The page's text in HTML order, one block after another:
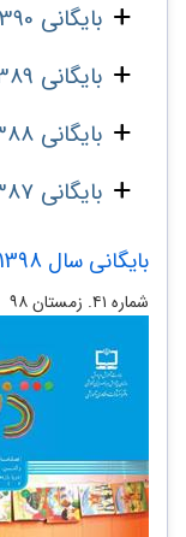
بایگانی 1390
بایگانی 1389
بایگانی 1388
بایگانی 1387
بایگانی سال 1398
شماره ۴۱. زمستان ۹۸